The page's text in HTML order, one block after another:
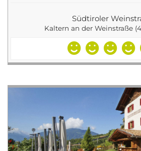
Südtiroler
Kaltern an der Weinstraße